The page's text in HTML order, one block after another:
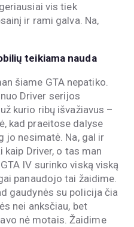
vis tiek
ir rami galva. Na,
teikiama nauda
šiame GTA nepatiko.
Driver serijos
kurio ribų išvažiavus –
kad praeitose dalyse
jo nesimatė. Na, gal ir
Driver, o tas man
IV surinko viską viską
panaudojo tai žaidime.
gaudynės su policija čia
nei anksčiau, bet
nė motais. Žaidime